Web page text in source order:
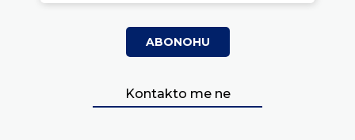
Kontakto me ne